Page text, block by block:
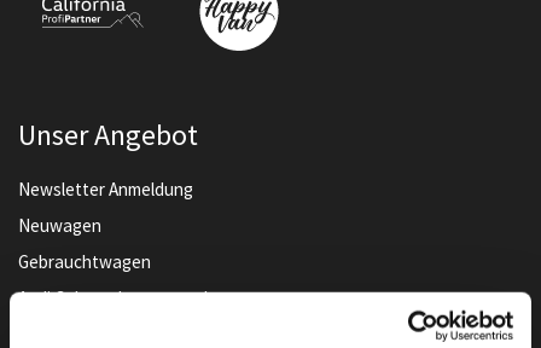
Unser Angebot
Newsletter Anmeldung
Neuwagen
Gebrauchtwagen
Audi Gebrauchtwagen :plus